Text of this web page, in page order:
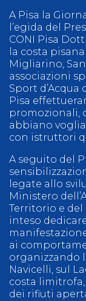
A Pisa la
l’egida del
CONI Pisa
la costa
Migliarino,
associazioni
Sport
Pisa
promozionali,
abbiano
con istruttori
A seguito del
legate allo
Ministero
Territorio e del
inteso
ai
organizzando
Navicelli, sul
costa
dei rifiuti